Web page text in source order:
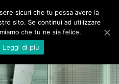
IT
HOME
sicuri che tu possa avere la
sito. Se continui ad utilizzare
che tu ne sia felice.
Leggi di più